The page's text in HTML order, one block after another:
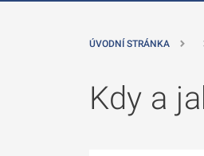
ÚVODNÍ STRÁNKA
Kdy a